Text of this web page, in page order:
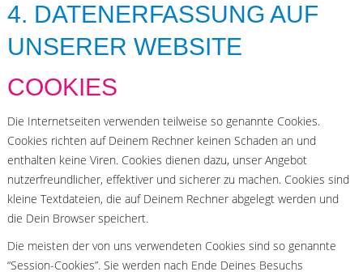
4. DATENERFASSUNG AUF
UNSERER WEBSITE
COOKIES
Die Internetseiten verwenden teilweise so genannte Cookies.
Cookies richten auf Deinem Rechner keinen Schaden an und
enthalten keine Viren. Cookies dienen dazu, unser Angebot
nutzerfreundlicher, effektiver und sicherer zu machen. Cookies sind
kleine Textdateien, die auf Deinem Rechner abgelegt werden und
die Dein Browser speichert.
Die meisten der von uns verwendeten Cookies sind so genannte
“Session-Cookies”. Sie werden nach Ende Deines Besuchs